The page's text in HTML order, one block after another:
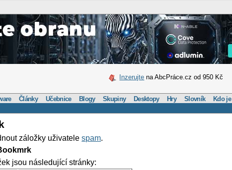
Inzerujte na AbcPráce.cz od 950 Kč
Články Učebnice Blogy Skupiny Desktopy Hry Slovník Kdo je
záložky uživatelespam.
jsou následující stránky: